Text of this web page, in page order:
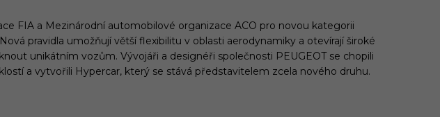
FIA a Mezinárodní automobilové organizace ACO pro novou kategorii
pravidla umožňují větší flexibilitu v oblasti aerodynamiky a otevírají široké
unikátním vozům. Vývojáři a designéři společnosti PEUGEOT se chopili
a vytvořili Hypercar, který se stává představitelem zcela nového druhu.